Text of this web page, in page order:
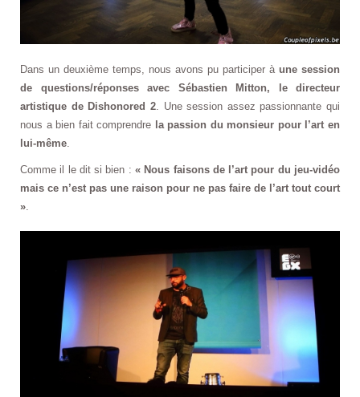
Dans un deuxième temps, nous avons pu participer à une session
de questions/réponses avec Sébastien Mitton, le directeur
artistique de Dishonored 2. Une session assez passionnante qui
nous a bien fait comprendre la passion du monsieur pour l’art en
lui-même
Comme il le dit si bien : « Nous faisons de l’art pour du jeu-vidéo
mais ce n’est pas une raison pour ne pas faire de l’art tout court
»